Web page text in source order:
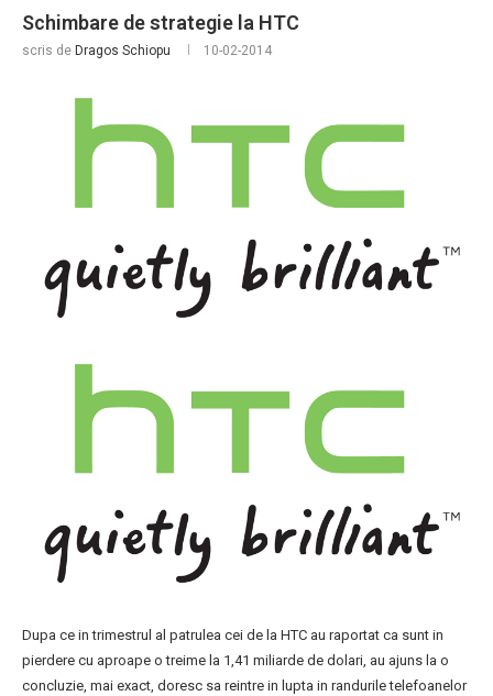
Schimbare de strategie la HTC
scris de Dragos Schiopu 10-02-2014
Dupa ce in trimestrul al patrulea cei de la HTC au raportat ca sunt in
pierdere cu aproape o treime la 1,41 miliarde de dolari, au ajuns la o
concluzie, mai exact, doresc sa reintre in lupta in randurile telefoanelor